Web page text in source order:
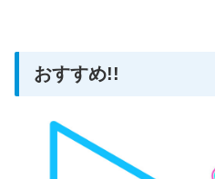
おすすめ!!